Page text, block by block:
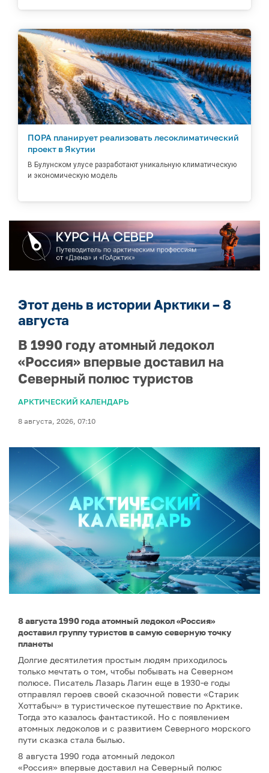
ПОРА планирует реализовать лесоклиматический
проект в Якутии
В Булунском улусе разработают уникальную климатическую
и экономическую модель
Этот день в истории Арктики – 8
августа
В 1990 году атомный ледокол
«Россия» впервые доставил на
Северный полюс туристов
АРКТИЧЕСКИЙ КАЛЕНДАРЬ
8 августа, 2026, 07:10
8 августа 1990 года атомный ледокол «Россия»
доставил группу туристов в самую северную точку
планеты
Долгие десятилетия простым людям приходилось
только мечтать о том, чтобы побывать на Северном
полюсе. Писатель Лазарь Лагин еще в 1930-е годы
отправлял героев своей сказочной повести «Старик
Хоттабыч» в туристическое путешествие по Арктике.
Тогда это казалось фантастикой. Но с появлением
атомных ледоколов и с развитием Северного морского
пути сказка стала былью.
8 августа 1990 года атомный ледокол
«Россия» впервые доставил на Северный полюс